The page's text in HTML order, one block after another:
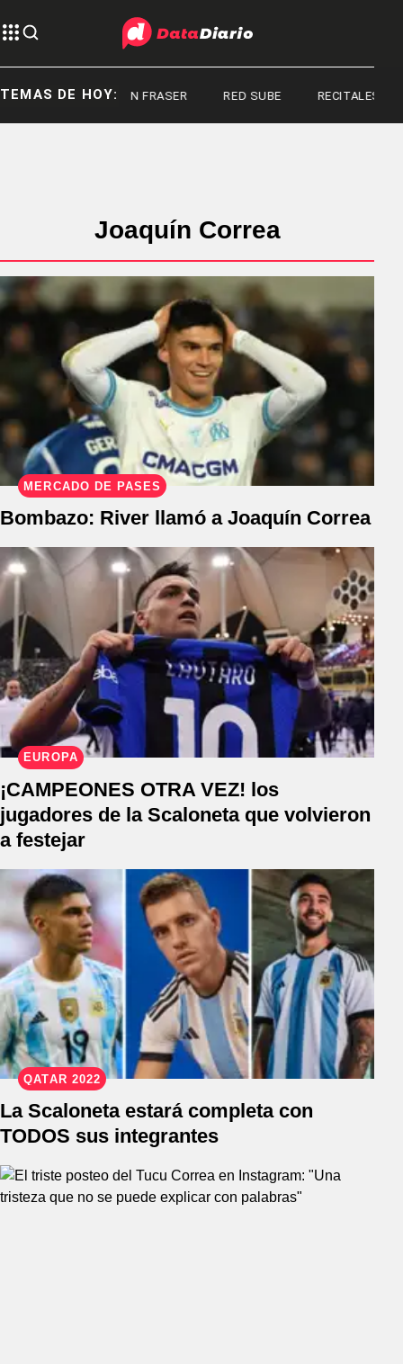
TEMAS DE HOY:
BRENDAN FRASER RED SUBE RECITALES EN
Joaquín Correa
MERCADO DE PASES
Bombazo: River llamó a Joaquín Correa
EUROPA
¡CAMPEONES OTRA VEZ! los
jugadores de la Scaloneta que volvieron
a festejar
QATAR 2022
La Scaloneta estará completa con
TODOS sus integrantes